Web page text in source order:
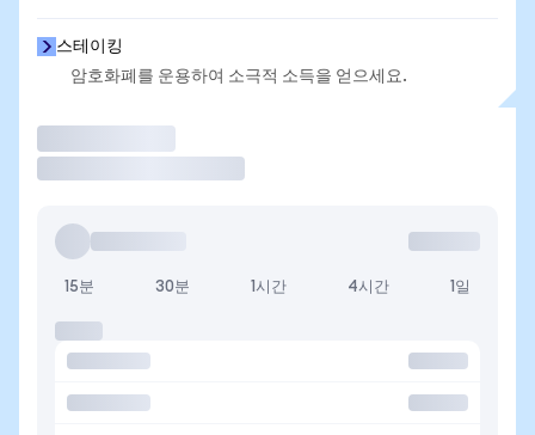
스테이킹
암호화폐를 운용하여 소극적 소득을 얻으세요.
15분 30분 1시간 4시간 1일